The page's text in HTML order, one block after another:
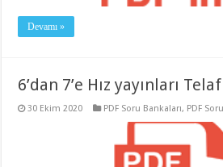
Devamı »
6’dan 7’e Hız yayınları
30 Ekim 2020 PDF Soru Bankaları, PDF